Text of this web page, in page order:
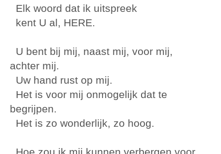
Elk woord dat ik uitspreek
kent U al, HERE.
U bent bij mij, naast mij, voor mij,
achter mij.
Uw hand rust op mij.
Het is voor mij onmogelijk dat te
begrijpen.
Het is zo wonderlijk, zo hoog.
Hoe zou ik mij kunnen verbergen voor